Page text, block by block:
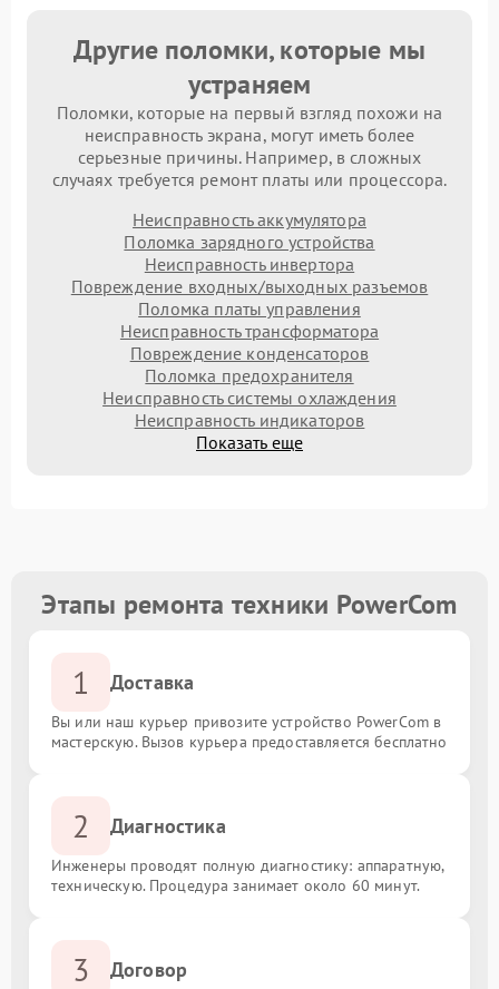
Другие поломки, которые мы
устраняем
Поломки, которые на первый взгляд похожи на
неисправность экрана, могут иметь более
серьезные причины. Например, в сложных
случаях требуется ремонт платы или процессора.
Неисправность аккумулятора
Поломка зарядного устройства
Неисправность инвертора
Повреждение входных/выходных разъемов
Поломка платы управления
Неисправность трансформатора
Повреждение конденсаторов
Поломка предохранителя
Неисправность системы охлаждения
Неисправность индикаторов
Показать еще
Этапы ремонта техники PowerCom
1 Доставка
Вы или наш курьер привозите устройство PowerCom в
мастерскую. Вызов курьера предоставляется бесплатно
2 Диагностика
Инженеры проводят полную диагностику: аппаратную,
техническую. Процедура занимает около 60 минут.
3 Договор